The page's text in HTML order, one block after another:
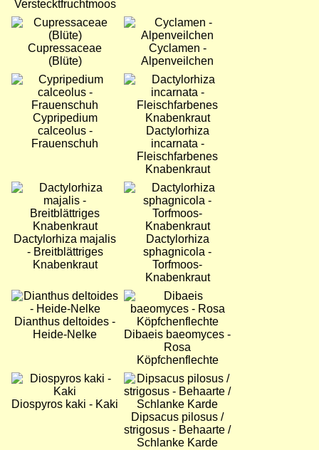
Verstecktfruchtmoos
Bild
Cupressaceae
(Blüte)
Bild
Cyclamen -
Alpenveilchen
Bild
Cypripedium
calceolus -
Frauenschuh
Bild
Dactylorhiza
incarnata -
Fleischfarbenes
Knabenkraut
Bild
Dactylorhiza majalis
- Breitblättriges
Knabenkraut
Bild
Dactylorhiza
sphagnicola -
Torfmoos-
Knabenkraut
Bild
Dianthus deltoides -
Heide-Nelke
Bild
Dibaeis baeomyces -
Rosa
Köpfchenflechte
Bild
Diospyros kaki - Kaki
Bild
Dipsacus pilosus /
strigosus - Behaarte /
Schlanke Karde